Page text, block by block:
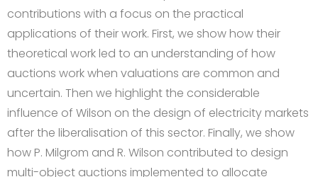
contributions with a focus on the practical
applications of their work. First, we show how their
theoretical work led to an understanding of how
auctions work when valuations are common and
uncertain. Then we highlight the considerable
influence of Wilson on the design of electricity markets
after the liberalisation of this sector. Finally, we show
how P. Milgrom and R. Wilson contributed to design
multi-object auctions implemented to allocate